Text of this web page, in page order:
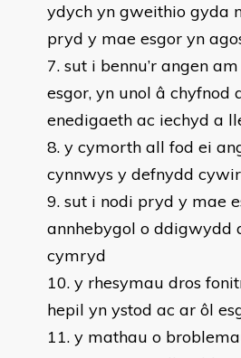
ydych yn gweithio gyda
pryd y mae esgor yn
sut i bennu’r angen
esgor, yn unol â chyfnod
enedigaeth ac iechyd a
y cymorth all fod ei
cynnwys y defnydd
sut i nodi pryd y mae
annhebygol o ddigwydd
cymryd
y rhesymau dros
hepil yn ystod ac ar ôl
y mathau o